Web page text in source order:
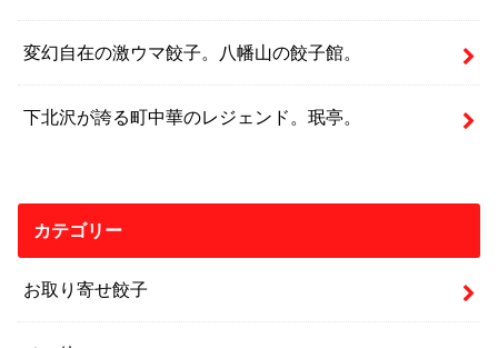
変幻自在の激ウマ餃子。八幡山の餃子館。
下北沢が誇る町中華のレジェンド。珉亭。
カテゴリー
お取り寄せ餃子